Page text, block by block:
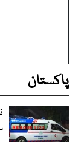
پاکستان